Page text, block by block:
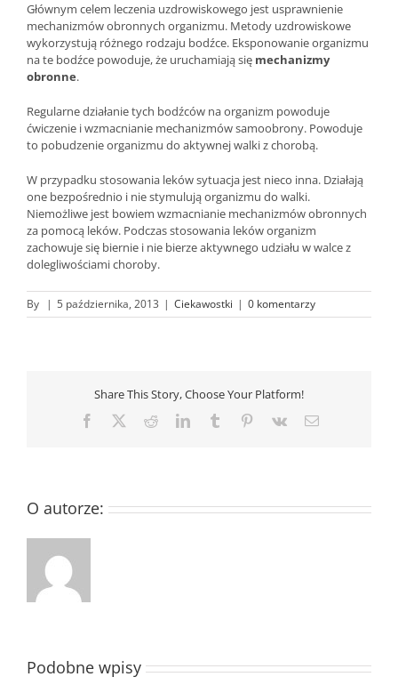
Głównym celem leczenia uzdrowiskowego jest usprawnienie
mechanizmów obronnych organizmu. Metody uzdrowiskowe
wykorzystują różnego rodzaju bodźce. Eksponowanie organizmu
na te bodźce powoduje, że uruchamiają się mechanizmy
obronne.
Regularne działanie tych bodźców na organizm powoduje
ćwiczenie i wzmacnianie mechanizmów samoobrony. Powoduje
to pobudzenie organizmu do aktywnej walki z chorobą.
W przypadku stosowania leków sytuacja jest nieco inna. Działają
one bezpośrednio i nie stymulują organizmu do walki.
Niemożliwe jest bowiem wzmacnianie mechanizmów obronnych
za pomocą leków. Podczas stosowania leków organizm
zachowuje się biernie i nie bierze aktywnego udziału w walce z
dolegliwościami choroby.
By | 5 października, 2013 | Ciekawostki | 0 komentarzy
Share This Story, Choose Your Platform!
Facebook RedditLinkedInTumblr Pinterest
Vk Email
O autorze:
Podobne wpisy